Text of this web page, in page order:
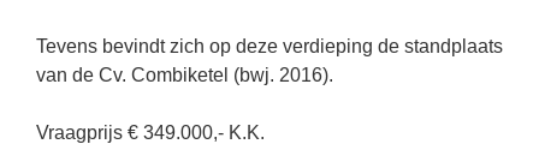
Tevens bevindt zich op deze verdieping de standplaats
van de Cv. Combiketel (bwj. 2016).
Vraagprijs € 349.000,- K.K.